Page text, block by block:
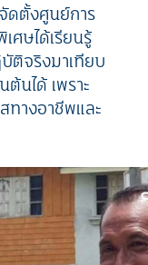
ดตั้งศูนย์การ
เศษได้เรียนรู้
ติจริงมาเทียบ
นได้ เพราะ
ทางอาชีพและ